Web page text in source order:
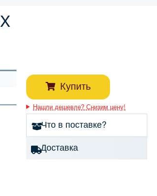
Купить
Нашли дешевле? Снизим цену!
Что в поставке?
Доставка